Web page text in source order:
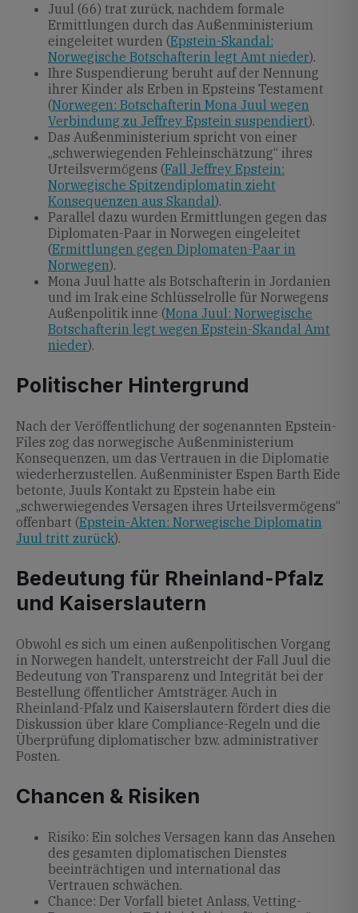
Juul (66) trat zurück, nachdem formale
Ermittlungen durch das Außenministerium
eingeleitet wurden (Epstein-Skandal:
Norwegische Botschafterin legt Amt nieder).
Ihre Suspendierung beruht auf der Nennung
ihrer Kinder als Erben in Epsteins Testament
(Norwegen: Botschafterin Mona Juul wegen
Verbindung zu Jeffrey Epstein suspendiert).
Das Außenministerium spricht von einer
„schwerwiegenden Fehleinschätzung“ ihres
Urteilsvermögens (Fall Jeffrey Epstein:
Norwegische Spitzendiplomatin zieht
Konsequenzen aus Skandal).
Parallel dazu wurden Ermittlungen gegen das
Diplomaten-Paar in Norwegen eingeleitet
(Ermittlungen gegen Diplomaten-Paar in
Norwegen).
Mona Juul hatte als Botschafterin in Jordanien
und im Irak eine Schlüsselrolle für Norwegens
Außenpolitik inne (Mona Juul: Norwegische
Botschafterin legt wegen Epstein-Skandal Amt
nieder).
Politischer Hintergrund
Nach der Veröffentlichung der sogenannten Epstein-
Files zog das norwegische Außenministerium
Konsequenzen, um das Vertrauen in die Diplomatie
wiederherzustellen. Außenminister Espen Barth Eide
betonte, Juuls Kontakt zu Epstein habe ein
„schwerwiegendes Versagen ihres Urteilsvermögens“
offenbart (Epstein-Akten: Norwegische Diplomatin
Juul tritt zurück).
Bedeutung für Rheinland-Pfalz
und Kaiserslautern
Obwohl es sich um einen außenpolitischen Vorgang
in Norwegen handelt, unterstreicht der Fall Juul die
Bedeutung von Transparenz und Integrität bei der
Bestellung öffentlicher Amtsträger. Auch in
Rheinland-Pfalz und Kaiserslautern fördert dies die
Diskussion über klare Compliance-Regeln und die
Überprüfung diplomatischer bzw. administrativer
Posten.
Chancen & Risiken
Risiko: Ein solches Versagen kann das Ansehen
des gesamten diplomatischen Dienstes
beeinträchtigen und international das
Vertrauen schwächen.
Chance: Der Vorfall bietet Anlass, Vetting-